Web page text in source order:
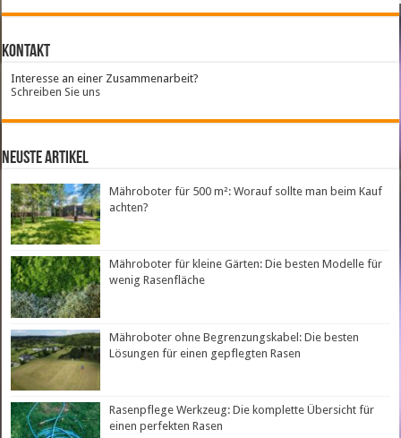
Kontakt
Interesse an einer Zusammenarbeit?
Schreiben Sie uns
neuste Artikel
Mähroboter für 500 m²: Worauf sollte man beim Kauf
achten?
Mähroboter für kleine Gärten: Die besten Modelle für
wenig Rasenfläche
Mähroboter ohne Begrenzungskabel: Die besten
Lösungen für einen gepflegten Rasen
Rasenpflege Werkzeug: Die komplette Übersicht für
einen perfekten Rasen